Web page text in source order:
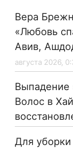
Вера
«Любовь
Авив,
августа 2026,
Выпадение
Волос в
Для